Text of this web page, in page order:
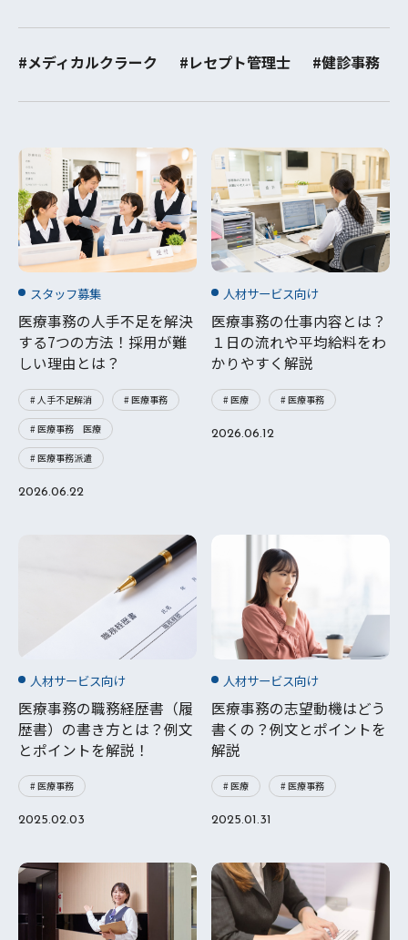
#メディカルクラーク #レセプト管理士 #健診事務
スタッフ募集
医療事務の人手不足を解決
する7つの方法！採用が難
しい理由とは？
# 人手不足解消 # 医療事務
# 医療事務 医療
# 医療事務派遣
2026.06.22
人材サービス向け
医療事務の仕事内容とは？
１日の流れや平均給料をわ
かりやすく解説
# 医療 # 医療事務
2026.06.12
人材サービス向け
医療事務の職務経歴書（履
歴書）の書き方とは？例文
とポイントを解説！
# 医療事務
2025.02.03
人材サービス向け
医療事務の志望動機はどう
書くの？例文とポイントを
解説
# 医療 # 医療事務
2025.01.31